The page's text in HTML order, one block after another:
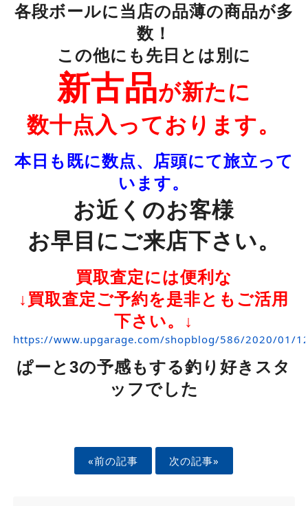
各段ボールに当店の品薄の商品が多
数！
この他にも先日とは別に
新古品が新たに
数十点入っております。
本日も既に数点、店頭にて旅立って
います。
お近くのお客様
お早目にご来店下さい。
買取査定には便利な
↓買取査定ご予約を是非ともご活用
下さい。↓
https://www.upgarage.com/shopblog/586/2020/01/12/
ぱーと3の予感もする釣り好きスタ
ッフでした
«前の記事 次の記事»